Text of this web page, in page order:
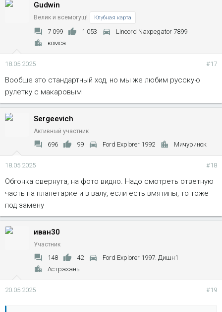
Gudwin
Велик и всемогущ! Клубная карта
7 099 1 053
Lincord Naxpegator 7899
комса
18.05.2025 #17
Вообще это стандартный ход, но мы же любим русскую
рулетку с макаровым
Sergeevich
Активный участник
696 99 Ford Explorer 1992 Мичуринск
18.05.2025 #18
Обгонка свернута, на фото видно. Надо смотреть ответную
часть на планетарке и в валу, если есть вмятины, то тоже
под замену
иван30
Участник
148 42
Ford Explorer 1997. Дишн1
Астрахань
20.05.2025 #19